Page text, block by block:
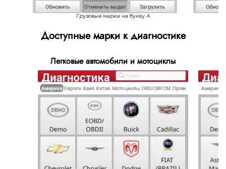
Грузовые марки на букву A
Доступные марки к диагностике
Легковые автомобили и мотоциклы